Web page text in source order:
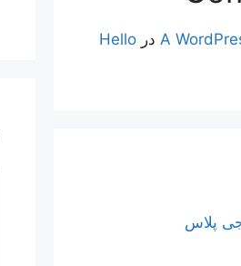
A در Hello
پلاس